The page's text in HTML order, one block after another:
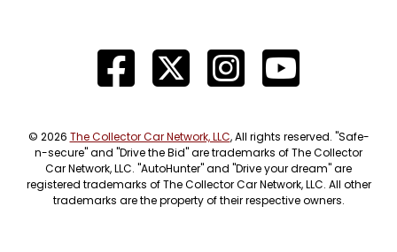
© 2026 The Collector Car Network, LLC, All rights reserved. "Safe-
n-secure" and "Drive the Bid" are trademarks of The Collector
Car Network, LLC. "AutoHunter" and "Drive your dream" are
registered trademarks of The Collector Car Network, LLC. All other
trademarks are the property of their respective owners.